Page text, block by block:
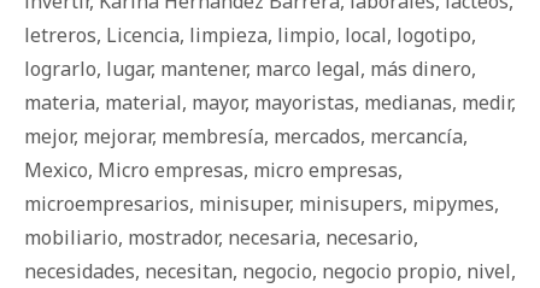
letreros, Licencia, limpieza, limpio, local, logotipo,
lograrlo, lugar, mantener, marco legal, más dinero,
materia, material, mayor, mayoristas, medianas, medir,
mejor, mejorar, membresía, mercados, mercancía,
Mexico, Micro empresas, micro empresas,
microempresarios, minisuper, minisupers, mipymes,
mobiliario, mostrador, necesaria, necesario,
necesidades, necesitan, negocio, negocio propio, nivel,